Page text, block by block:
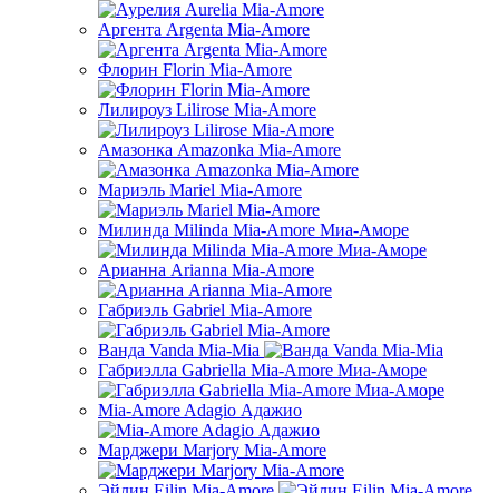
Аргента Argenta Mia-Amore
Флорин Florin Mia-Amore
Лилироуз Lilirose Mia-Amore
Амазонка Amazonka Mia-Amore
Мариэль Mariel Mia-Amore
Милинда Milinda Mia-Amore Миа-Аморе
Арианна Arianna Mia-Amore
Габриэль Gabriel Mia-Amore
Ванда Vanda Mia-Mia
Габриэлла Gabriella Mia-Amore Миа-Аморе
Mia-Amore Adagio Адажио
Марджери Marjory Mia-Amore